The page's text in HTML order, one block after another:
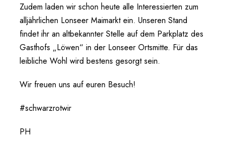
Zudem laden wir schon heute alle Interessierten zum
alljährlichen Lonseer Maimarkt ein. Unseren Stand
findet ihr an altbekannter Stelle auf dem Parkplatz des
Gasthofs „Löwen“ in der Lonseer Ortsmitte. Für das
leibliche Wohl wird bestens gesorgt sein.
Wir freuen uns auf euren Besuch!
#schwarzrotwir
PH